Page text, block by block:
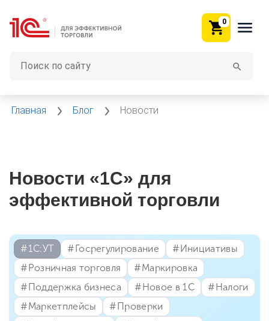
0
Главная Блог Новости
Новости «1С» для
эффективной торговли
#⁣1С:УТ #⁣Госрегулирование
#⁣Инициативы
#⁣Розничная торговля
#⁣Маркировка
#⁣Поддержка бизнеса
#⁣Новое в 1С
#⁣Налоги
#⁣Маркетплейсы
#⁣Проверки